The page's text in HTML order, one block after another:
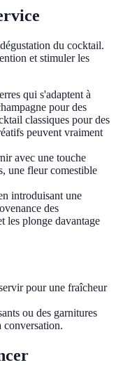
du cocktail.
et stimuler les
qui s'adaptent à
pour des
classiques pour des
peuvent vraiment
avec une touche
une fleur comestible
introduisant une
des
les plonge davantage
pour une fraîcheur
ou des garnitures
conversation.